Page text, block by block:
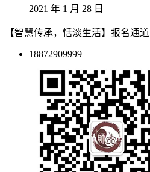
2021 年 1 月 28 日
【智慧传承，恬淡生活】报名通道
18872909999